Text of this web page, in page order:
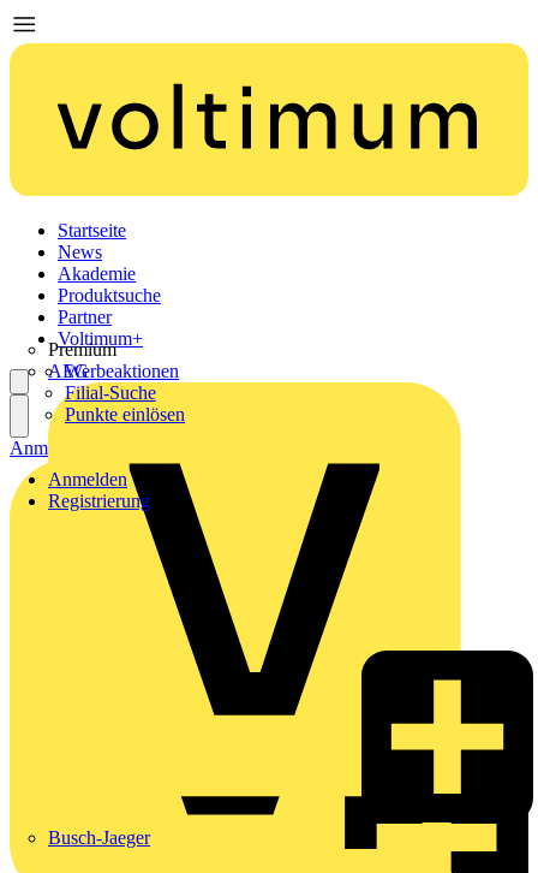
Startseite
News
Akademie
Produktsuche
Partner
Premium
AEG
Busch-Jaeger
Voltimum+
Werbeaktionen
Filial-Suche
Punkte einlösen
Anmelden
Registrierung
Anmelden